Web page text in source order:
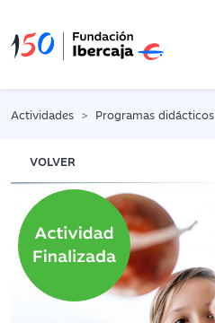
Actividades Programas didácticos
VOLVER